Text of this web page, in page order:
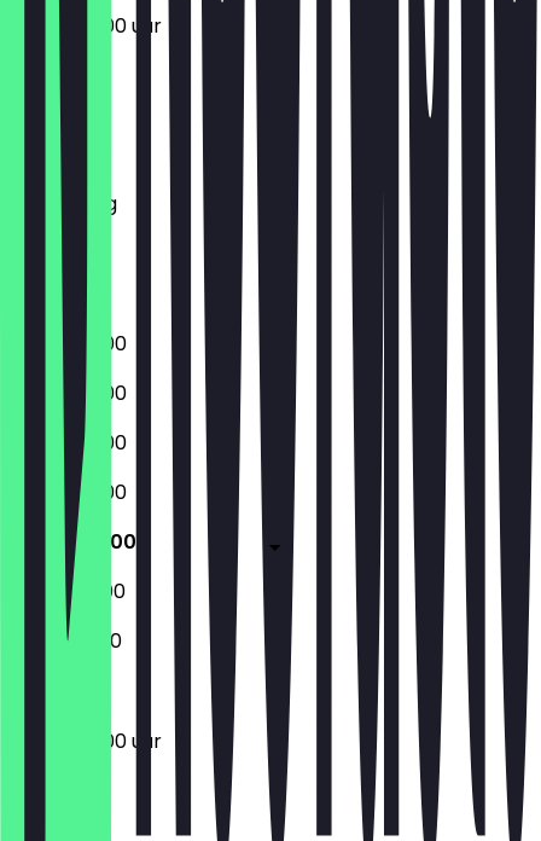
06:30 - 18:00 uur
Maandag
Dinsdag
Woensdag
Donderdag
Zaterdag
Zondag
06:30 - 18:00
06:30 - 18:00
06:30 - 18:00
06:30 - 18:00
06:30 - 18:00
06:30 - 12:00
07:00 - 11:00
06:30 - 18:00 uur